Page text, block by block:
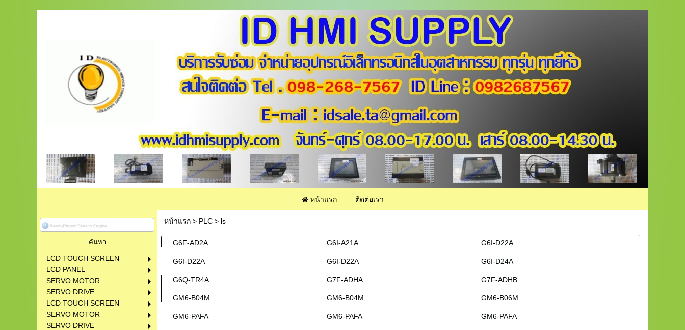
หน้าแรก ติดต่อเรา
LCD TOUCH SCREEN
LCD PANEL
SERVO MOTOR
SERVO DRIVE
LCD TOUCH SCREEN
SERVO MOTOR
SERVO DRIVE
หน้าแรก> PLC> ls
G6F-AD2A G6I-A21A G6I-D22A
G6I-D22A G6I-D22A G6I-D24A
G6Q-TR4A G7F-ADHA G7F-ADHB
GM6-B04M GM6-B04M GM6-B06M
GM6-PAFA GM6-PAFA GM6-PAFA